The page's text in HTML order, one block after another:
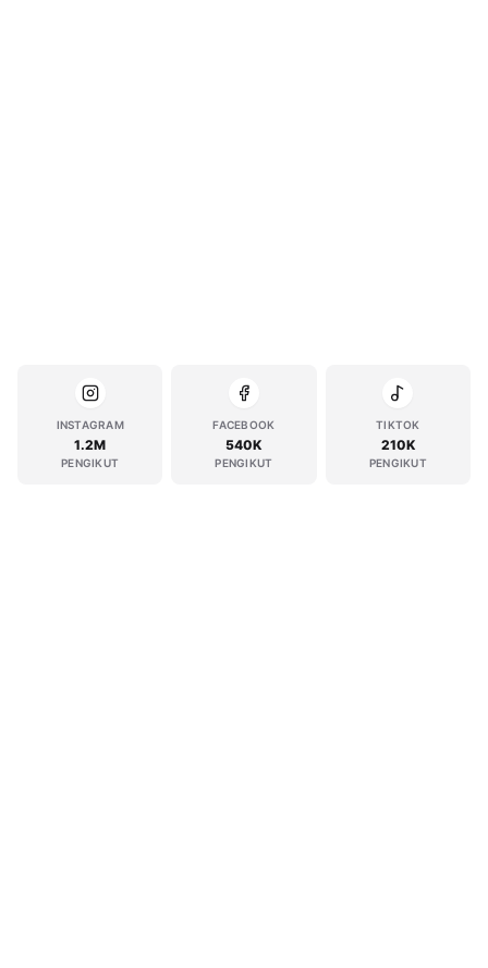
INSTAGRAM
1.2M
PENGIKUT
FACEBOOK
540K
PENGIKUT
TIKTOK
210K
PENGIKUT